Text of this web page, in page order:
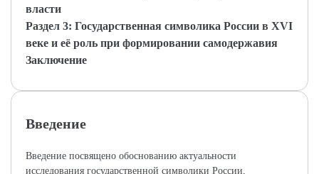
власти
Раздел 3: Государственная символика России в XVI
веке и её роль при формировании самодержавия
Заключение
Введение
Введение посвящено обоснованию актуальности
исследования государственной символики России,